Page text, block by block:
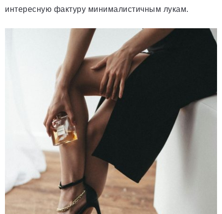
интересную фактуру минималистичным лукам.